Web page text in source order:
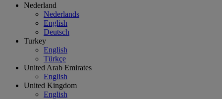
Nederland
Nederlands
English
Deutsch
Turkey
English
Türkçe
United Arab Emirates
English
United Kingdom
English